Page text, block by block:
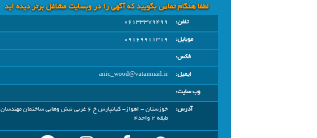
لطفا هنگام تماس بگویید که آگهی را در وبسايت مشاغل برتر دیده اید
تلفن:
06133379499
موبایل:
09169911319
فکس:
ایمیل:
anic_wood@vatanmail.ir
وب سایت:
آدرس:
خوزستان - اهواز- کیانپارس خ 6 غربی نبش وهابی ساختمان مهندسان
طبقه 2 واحد4